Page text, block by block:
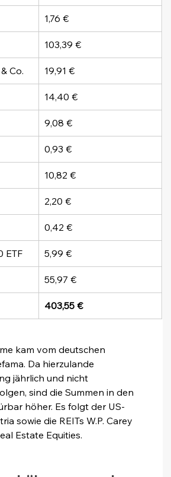
1,76 €
103,39 €
Co. 19,91 €
14,40 €
9,08 €
0,93 €
10,82 €
2,20 €
0,42 €
ETF 5,99 €
55,97 €
403,55 €
kam vom deutschen
Da hierzulande
jährlich und nicht
sind die Summen in den
höher. Es folgt der US-
sowie die REITs W.P. Carey
Estate Equities.